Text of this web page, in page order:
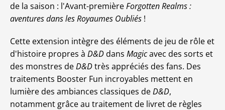
de la saison : l'Avant-premièreForgotten Realms :
aventures dans les Royaumes Oubliés !
Cette extension intègre des éléments de jeu de rôle et
d'histoire propres à D&D dans Magicavec des sorts et
des monstres deD&Dtrès appréciés des fans. Des
traitements Booster Fun incroyables mettent en
lumière des ambiances classiques deD&D,
notamment grâce au traitement de livret de règles